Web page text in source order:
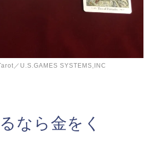
／U.S.GAMES SYSTEMS,INC
なら金をく